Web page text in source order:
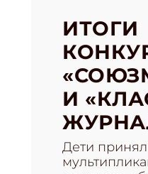
ИТОГИ
И
Дети